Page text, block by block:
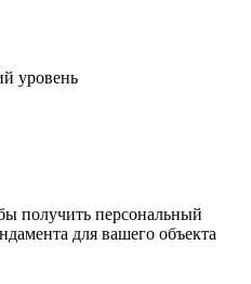
уровень
получить персональный
для вашего объекта